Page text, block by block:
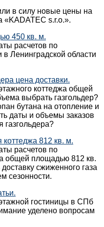
в силу новые цены на
«KADATEC s.r.o.».
450 кв. м.
расчетов по
Ленинградской области
цена доставки.
коттеджа общей
выбрать газгольдер?
бутана на отопление и
даты и объемы заказов
газгольдера?
коттеджа 812 кв. м.
расчетов по
общей площадью 812 кв.
сжиженного газа
сезонности.
гостиницы в СПб
уделено вопросам